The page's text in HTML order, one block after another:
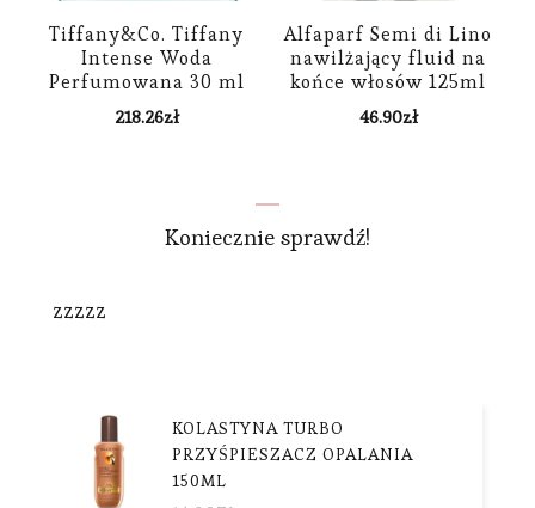
Tiffany&Co. Tiffany
Intense Woda
Perfumowana 30 ml
218.26zł
Alfaparf Semi di Lino
nawilżający fluid na
końce włosów 125ml
46.90zł
Koniecznie sprawdź!
zzzzz
KOLASTYNA TURBO
PRZYŚPIESZACZ OPALANIA
150ML